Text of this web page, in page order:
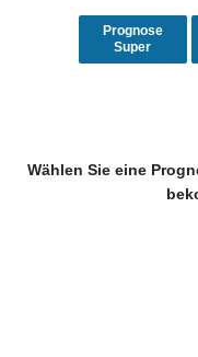
Prognose
Super
Wählen Sie eine